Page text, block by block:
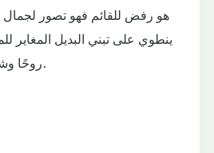
هو رفض للقائم فهو تصور
ينطوي على تبني البديل المغاير
روحًا وشكلًا وفقًا لرأي المؤلف.